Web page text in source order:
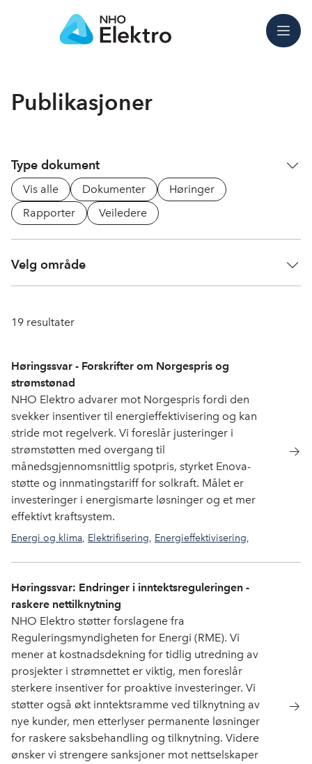
Meny
Publikasjoner
Type dokument
Vis alle Dokumenter
Høringer
Rapporter
Veiledere
Velg område
19 resultater
Høringssvar - Forskrifter om Norgespris og
strømstønad
NHO Elektro advarer mot Norgespris fordi den
svekker insentiver til energieffektivisering og kan
stride mot regelverk. Vi foreslår justeringer i
strømstøtten med overgang til
månedsgjennomsnittlig spotpris, styrket Enova-
støtte og innmatingstariff for solkraft. Målet er
investeringer i energismarte løsninger og et mer
effektivt kraftsystem.
Energi og klima, Elektrifisering, Energieffektivisering,
Høringssvar: Endringer i inntektsreguleringen -
raskere nettilknytning
NHO Elektro støtter forslagene fra
Reguleringsmyndigheten for Energi (RME). Vi
mener at kostnadsdekning for tidlig utredning av
prosjekter i strømnettet er viktig, men foreslår
sterkere insentiver for proaktive investeringer. Vi
støtter også økt inntektsramme ved tilknytning av
nye kunder, men etterlyser permanente løsninger
for raskere saksbehandling og tilknytning. Videre
ønsker vi strengere sanksjoner mot nettselskaper